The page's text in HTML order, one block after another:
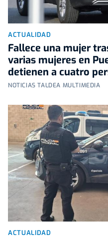
ACTUALIDAD
Fallece una mujer
varias mujeres en
detienen a cuatro
NOTICIAS TALDEA MULTIMEDIA
ACTUALIDAD